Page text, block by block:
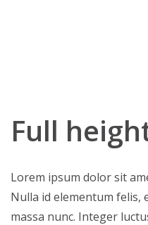
Full
Lorem ipsum dolor sit
Nulla id elementum felis,
massa nunc. Integer